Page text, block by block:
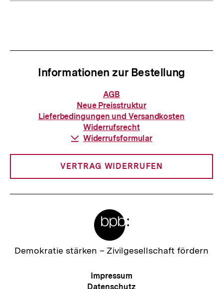
Informationen zur Bestellung
Informationen
zur
Bestellung
AGB
Neue Preisstruktur
Lieferbedingungen und Versandkosten
Widerrufsrecht
Download-
Widerrufsformular
VERTRAG WIDERRUFEN
Zur
Demokratie stärken – Zivilgesellschaft fördern
Meta-
Navigation
Impressum
Datenschutz